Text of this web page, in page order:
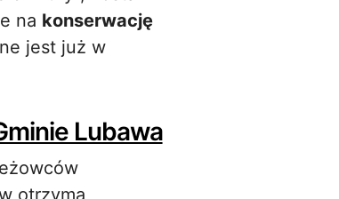
na konserwację
jest już w
Lubawa
otrzyma